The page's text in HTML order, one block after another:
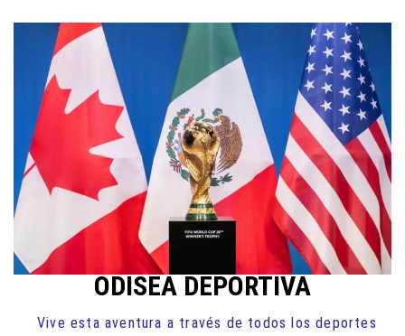
contenido
ODISEA DEPORTIVA
Vive esta aventura a través de todos los deportes